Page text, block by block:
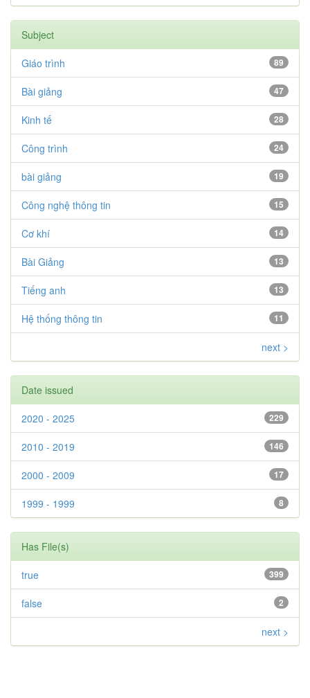
Subject
89
Giáo trình
47
Bài giảng
28
Kinh tế
24
Công trình
19
bài giảng
15
Công nghệ thông tin
14
Cơ khí
13
Bài Giảng
13
Tiếng anh
11
Hệ thống thông tin
next >
Date issued
229
2020 - 2025
146
2010 - 2019
17
2000 - 2009
8
1999 - 1999
Has File(s)
399
true
2
false
next >